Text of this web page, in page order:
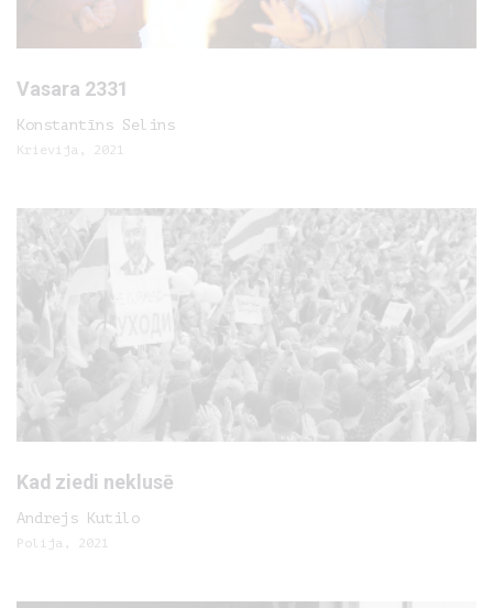
Vasara 2331
Konstantīns Selins
Krievija, 2021
Kad ziedi neklusē
Andrejs Kutilo
Polija, 2021